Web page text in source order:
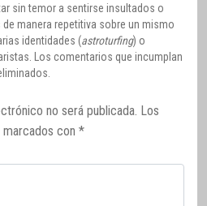
sin temor a sentirse insultados o
manera repetitiva sobre un mismo
identidades (astroturfing) o
Los comentarios que incumplan
no será publicada. Los
con *